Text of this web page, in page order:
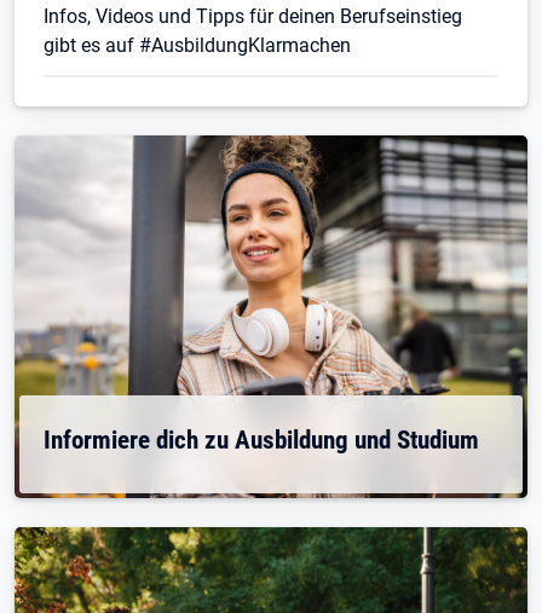
Infos, Videos und Tipps für deinen Berufseinstieg
gibt es auf #AusbildungKlarmachen
Informiere dich zu Ausbildung und Studium